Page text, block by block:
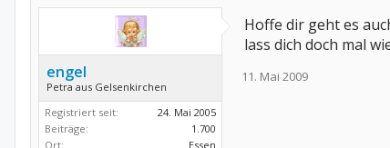
engel
Petra aus Gelsenkirchen
Registriert seit:
24. Mai 2005
Beiträge:
1.700
Ort:
Essen
Hoffe dir geht es
lass dich doch mal
11. Mai 2009